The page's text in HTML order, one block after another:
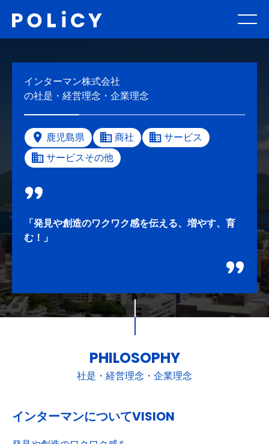
インターマン株式会社
の社是・経営理念・企業理念
鹿児島県 商社
サービス
サービスその他
「発見や創造のワクワク感を伝える、増やす、育
む！」
PHILOSOPHY
社是・経営理念・企業理念
インターマンについてVISION